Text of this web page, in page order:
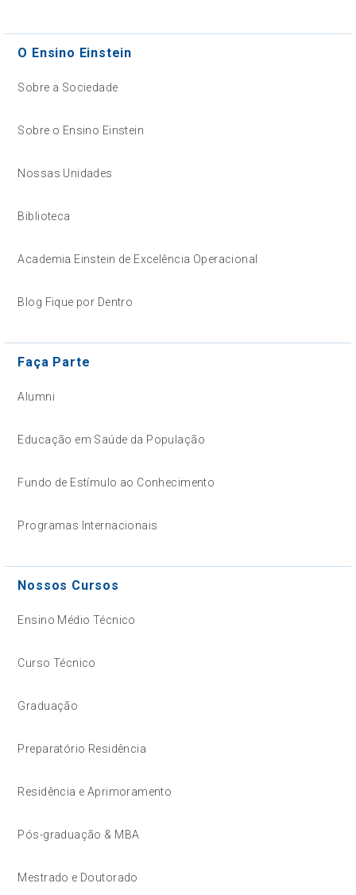
O Ensino Einstein
Sobre a Sociedade
Sobre o Ensino Einstein
Nossas Unidades
Biblioteca
Academia Einstein de Excelência Operacional
Blog Fique por Dentro
Faça Parte
Alumni
Educação em Saúde da População
Fundo de Estímulo ao Conhecimento
Programas Internacionais
Nossos Cursos
Ensino Médio Técnico
Curso Técnico
Graduação
Preparatório Residência
Residência e Aprimoramento
Pós-graduação & MBA
Mestrado e Doutorado